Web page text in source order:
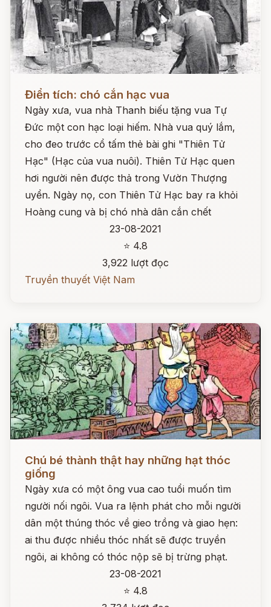
Đọc ngay
Điển tích: chó cắn hạc vua
Ngày xưa, vua nhà Thanh biếu tặng vua Tự
Đức một con hạc loại hiếm. Nhà vua quý lắm,
cho đeo trước cổ tấm thẻ bài ghi "Thiên Tử
Hạc" (Hạc của vua nuôi). Thiên Tử Hạc quen
hơi người nên được thả trong Vườn Thượng
uyển. Ngày nọ, con Thiên Tử Hạc bay ra khỏi
Hoàng cung và bị chó nhà dân cắn chết
23-08-2021
⭐ 4.8
3,922 lượt đọc
Truyền thuyết Việt Nam
Chú bé thành thật hay những hạt thóc
giống
Ngày xưa có một ông vua cao tuổi muốn tìm
người nối ngôi. Vua ra lệnh phát cho mỗi người
dân một thúng thóc về gieo trồng và giao hẹn:
ai thu được nhiều thóc nhất sẽ được truyền
ngôi, ai không có thóc nộp sẽ bị trừng phạt.
23-08-2021
⭐ 4.8